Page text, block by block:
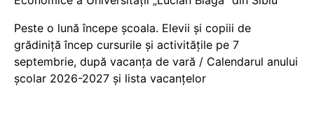
Peste o lună începe școala. Elevii și copiii de
grădiniță încep cursurile și activitățile pe 7
septembrie, după vacanța de vară / Calendarul anului
școlar 2026-2027 și lista vacanțelor